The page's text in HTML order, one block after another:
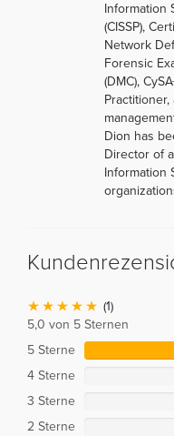
Information
(CISSP),
Network
Forensic
(DMC),
Dion has
Director of
Information
(1)
5,0 von 5 Sternen
5 Sterne
4 Sterne
3 Sterne
2 Sterne